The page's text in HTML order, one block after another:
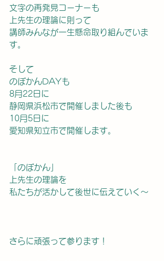
文字の再発見コーナーも
上先生の理論に則って
講師みんなが一生懸命取り組んでいま
す。
そして
のぼかんDAYも
8月22日に
静岡県浜松市で開催しました後も
10月5日に
愛知県知立市で開催します。
「のぼかん」
上先生の理論を
私たちが活かして後世に伝えていく〜
さらに頑張って参ります！